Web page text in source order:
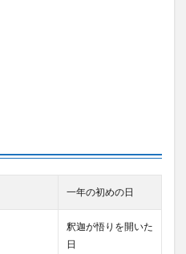
一年の初めの日
釈迦が悟りを開いた
日